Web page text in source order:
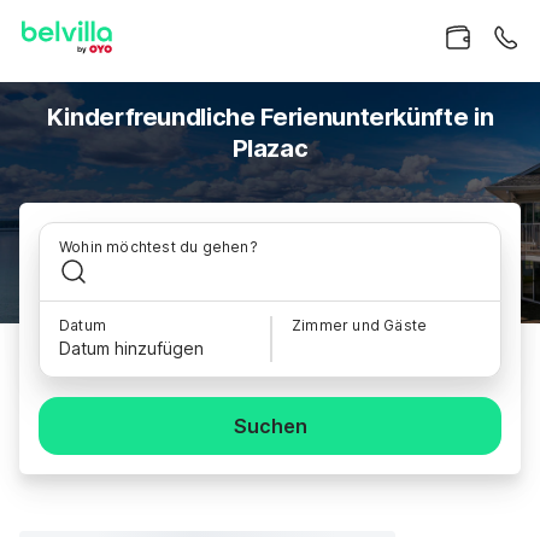
Kinderfreundliche Ferienunterkünfte in
Plazac
Wohin möchtest du gehen?
Datum
Datum hinzufügen
Zimmer und Gäste
Suchen